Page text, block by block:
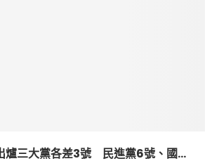
爐三大黨各差3號 民進黨6號、國...